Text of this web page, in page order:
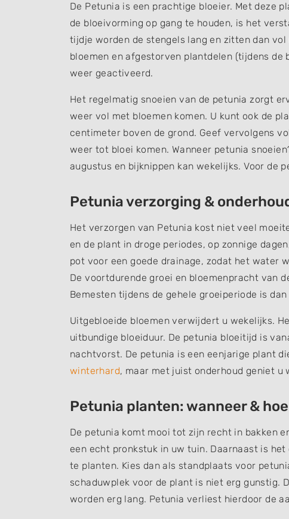
De Petunia is een prachtige bloeier. Met deze
de bloeivorming op gang te houden, is het
tijdje worden de stengels lang en zitten dan
bloemen en afgestorven plantdelen (tijdens
weer geactiveerd.
Het regelmatig snoeien van de petunia zorgt
weer vol met bloemen komen. U kunt ook de
centimeter boven de grond. Geef vervolgens
weer tot bloei komen. Wanneer petunia
augustus en bijknippen kan wekelijks. Voor de
Petunia verzorging &
Het verzorgen van Petunia kost niet veel
en de plant in droge periodes, op zonnige
pot voor een goede drainage, zodat het water
De voortdurende groei en bloemenpracht van
Bemesten tijdens de gehele groeiperiode is
Uitgebloeide bloemen verwijdert u wekelijks.
uitbundige bloeiduur. De petunia bloeitijd is
nachtvorst. De petunia is een eenjarige plant
winterhard, maar met juist onderhoud geniet u
Petunia planten: wanneer & hoe
De petunia komt mooi tot zijn recht in bakken
een echt pronkstuk in uw tuin. Daarnaast is
te planten. Kies dan als standplaats voor
schaduwplek voor de plant is niet erg gunstig.
worden erg lang. Petunia verliest hierdoor de